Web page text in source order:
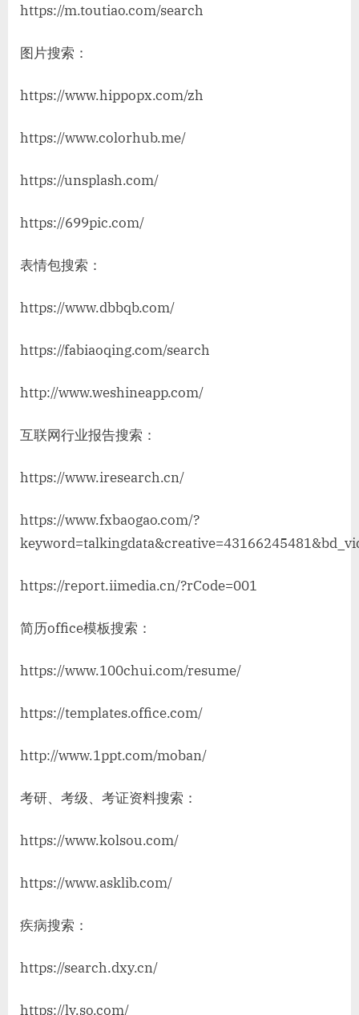
https://m.toutiao.com/search
图片搜索：
https://www.hippopx.com/zh
https://www.colorhub.me/
https://unsplash.com/
https://699pic.com/
表情包搜索：
https://www.dbbqb.com/
https://fabiaoqing.com/search
http://www.weshineapp.com/
互联网行业报告搜索：
https://www.iresearch.cn/
https://www.fxbaogao.com/?
https://report.iimedia.cn/?rCode=001
简历office模板搜索：
https://www.100chui.com/resume/
https://templates.office.com/
http://www.1ppt.com/moban/
考研、考级、考证资料搜索：
https://www.kolsou.com/
https://www.asklib.com/
疾病搜索：
https://search.dxy.cn/
https://ly.so.com/